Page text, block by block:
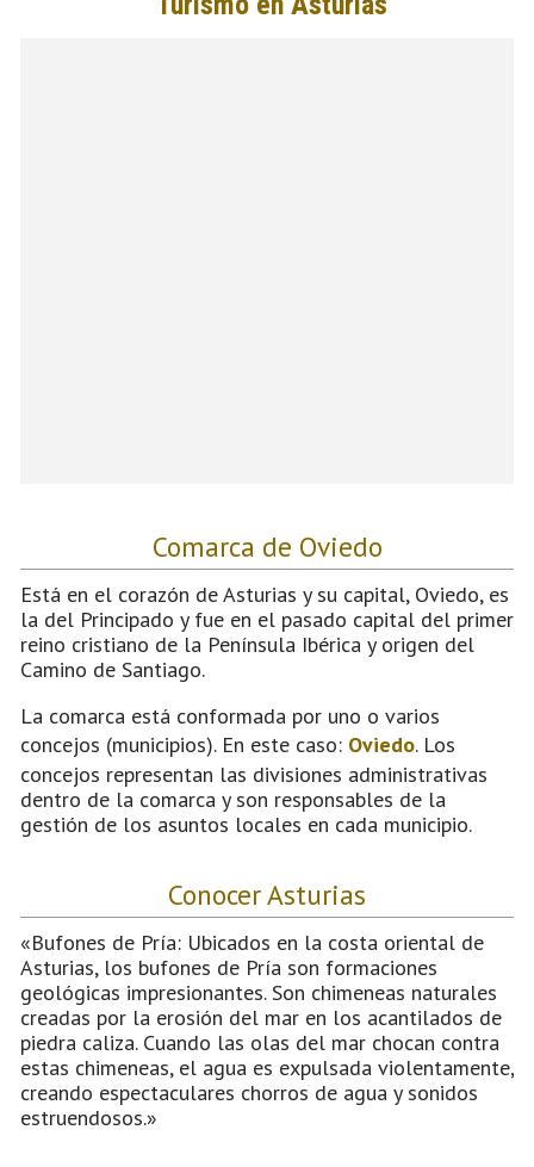
Comarca de Oviedo
Está en el corazón de Asturias y su capital, Oviedo, es
la del Principado y fue en el pasado capital del primer
reino cristiano de la Península Ibérica y origen del
Camino de Santiago.
La comarca está conformada por uno o varios
concejos (municipios). En este caso: Oviedo. Los
concejos representan las divisiones administrativas
dentro de la comarca y son responsables de la
gestión de los asuntos locales en cada municipio.
Conocer Asturias
«Bufones de Pría: Ubicados en la costa oriental de
Asturias, los bufones de Pría son formaciones
geológicas impresionantes. Son chimeneas naturales
creadas por la erosión del mar en los acantilados de
piedra caliza. Cuando las olas del mar chocan contra
estas chimeneas, el agua es expulsada violentamente,
creando espectaculares chorros de agua y sonidos
estruendosos.»